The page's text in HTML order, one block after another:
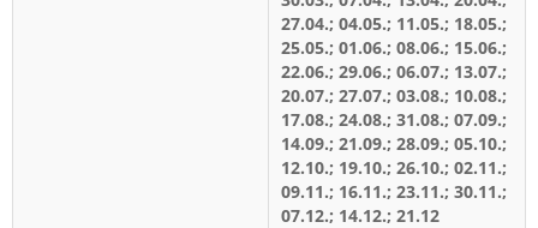
27.04.; 04.05.; 11.05.; 18.05.;
25.05.; 01.06.; 08.06.; 15.06.;
22.06.; 29.06.; 06.07.; 13.07.;
20.07.; 27.07.; 03.08.; 10.08.;
17.08.; 24.08.; 31.08.; 07.09.;
14.09.; 21.09.; 28.09.; 05.10.;
12.10.; 19.10.; 26.10.; 02.11.;
09.11.; 16.11.; 23.11.; 30.11.;
07.12.; 14.12.; 21.12